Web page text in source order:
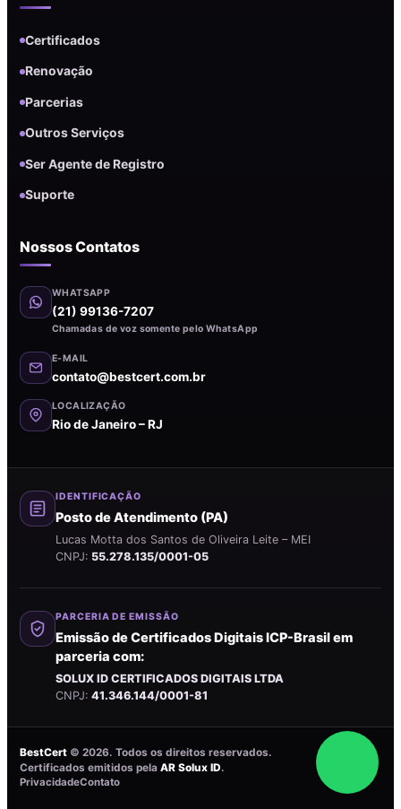
Certificados
Renovação
Parcerias
Outros Serviços
Ser Agente de Registro
Suporte
Nossos Contatos
WHATSAPP
(21) 99136-7207
Chamadas de voz somente pelo WhatsApp
E-MAIL
contato@bestcert.com.br
LOCALIZAÇÃO
Rio de Janeiro – RJ
IDENTIFICAÇÃO
Posto de Atendimento (PA)
Lucas Motta dos Santos de Oliveira Leite – MEI
CNPJ: 55.278.135/0001-05
PARCERIA DE EMISSÃO
Emissão de Certificados Digitais ICP-Brasil em
parceria com:
SOLUX ID CERTIFICADOS DIGITAIS LTDA
CNPJ: 41.346.144/0001-81
BestCert © 2026. Todos os direitos reservados.
Certificados emitidos pela AR Solux ID.
PrivacidadeContato